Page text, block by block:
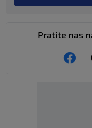
Pratite nas